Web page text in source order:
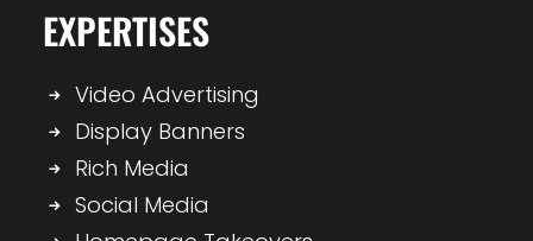
EXPERTISES
Video Advertising
Display Banners
Rich Media
Social Media